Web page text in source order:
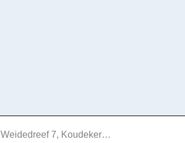
Weidedreef 7, Koudekerk aan den Rijn